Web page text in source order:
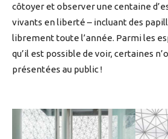
côtoyer et observer une centaine
vivants en liberté – incluant des
librement toute l’année. Parmi les
qu’il est possible de voir, certaines
présentées au public !